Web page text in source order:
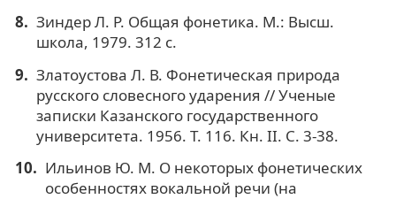
Зиндер Л. Р. Общая фонетика. М.: Высш.
школа, 1979. 312 с.
Златоустова Л. В. Фонетическая природа
русского словесного ударения // Ученые
записки Казанского государственного
университета. 1956. Т. 116. Кн. II. С. 3-38.
Ильинов Ю. М. О некоторых фонетических
особенностях вокальной речи (на